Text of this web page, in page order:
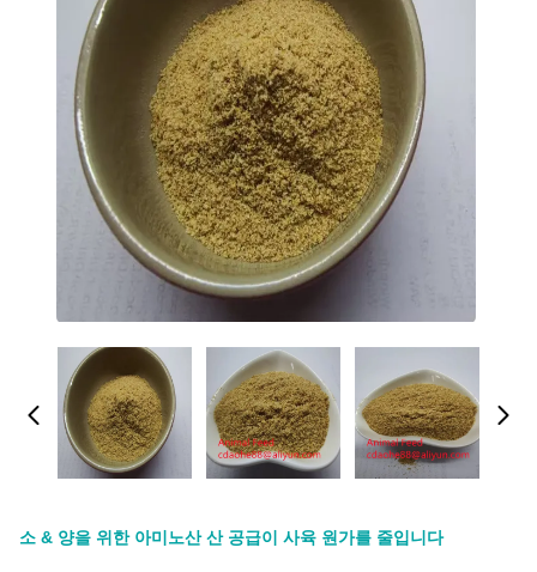
소 & 양을 위한 아미노산 산 공급이 사육 원가를 줄입니다